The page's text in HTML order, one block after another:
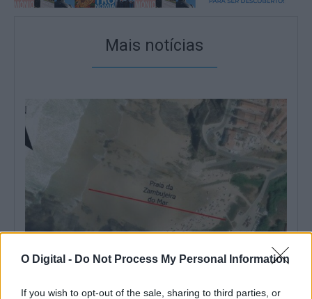
O Digital - Do Not Process My Personal Information
If you wish to opt-out of the sale, sharing to third parties, or
Mais notícias
das perdas causadas pelas tempestades